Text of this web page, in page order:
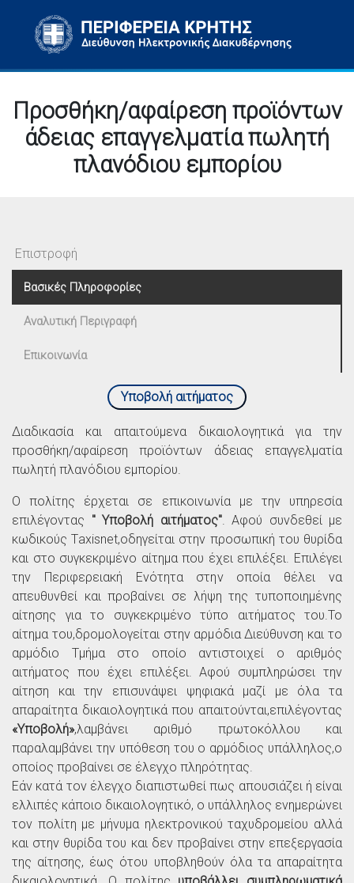
Προσθήκη/αφαίρεση προϊόντων
άδειας επαγγελματία πωλητή
πλανόδιου εμπορίου
Επιστροφή
Βασικές Πληροφορίες
Αναλυτική Περιγραφή
Επικοινωνία
Υποβολή αιτήματος
Διαδικασία και απαιτούμενα δικαιολογητικά για την
προσθήκη/αφαίρεση προϊόντων άδειας επαγγελματία
πωλητή πλανόδιου εμπορίου.
O πολίτης έρχεται σε επικοινωνία με την υπηρεσία
επιλέγοντας " Υποβολή αιτήματος". Αφού συνδεθεί με
κωδικούς Τaxisnet,οδηγείται στην προσωπική του θυρίδα
και στο συγκεκριμένο αίτημα που έχει επιλέξει. Επιλέγει
την Περιφερειακή Ενότητα στην οποία θέλει να
απευθυνθεί και προβαίνει σε λήψη της τυποποιημένης
αίτησης για το συγκεκριμένο τύπο αιτήματος του.Το
αίτημα του,δρομολογείται στην αρμόδια Διεύθυνση και το
αρμόδιο Τμήμα στο οποίο αντιστοιχεί ο αριθμός
αιτήματος που έχει επιλέξει. Αφού συμπληρώσει την
αίτηση και την επισυνάψει ψηφιακά μαζί με όλα τα
απαραίτητα δικαιολογητικά που απαιτούνται,επιλέγοντας
«Υποβολή»,λαμβάνει αριθμό πρωτοκόλλου και
παραλαμβάνει την υπόθεση του ο αρμόδιος υπάλληλος,ο
οποίος προβαίνει σε έλεγχο πληρότητας.
Εάν κατά τον έλεγχο διαπιστωθεί πως απουσιάζει ή είναι
ελλιπές κάποιο δικαιολογητικό, ο υπάλληλος ενημερώνει
τον πολίτη με μήνυμα ηλεκτρονικού ταχυδρομείου αλλά
και στην θυρίδα του και δεν προβαίνει στην επεξεργασία
της αίτησης, έως ότου υποβληθούν όλα τα απαραίτητα